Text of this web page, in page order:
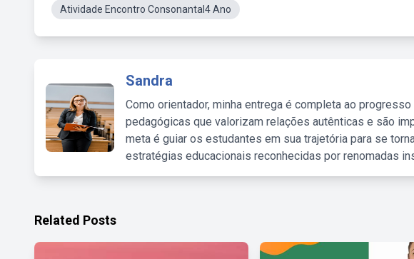
Atividade Encontro Consonantal4 Ano
Sandra
Como orientador, minha entrega é completa ao
pedagógicas que valorizam relações autênticas e são
meta é guiar os estudantes em sua trajetória para se
estratégias educacionais reconhecidas por renomadas
Related Posts